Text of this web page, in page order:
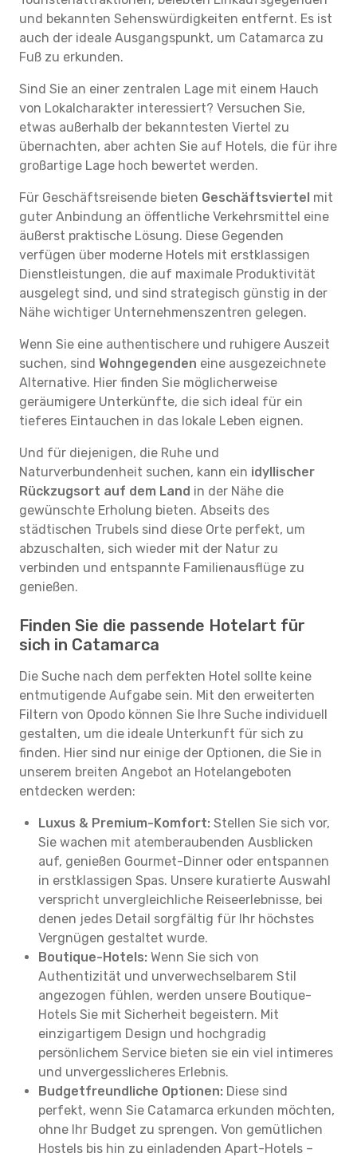
und bekannten Sehenswürdigkeiten entfernt. Es ist
auch der ideale Ausgangspunkt, um Catamarca zu
Fuß zu erkunden.
Sind Sie an einer zentralen Lage mit einem Hauch
von Lokalcharakter interessiert? Versuchen Sie,
etwas außerhalb der bekanntesten Viertel zu
übernachten, aber achten Sie auf Hotels, die für ihre
großartige Lage hoch bewertet werden.
Für Geschäftsreisende bieten Geschäftsviertel mit
guter Anbindung an öffentliche Verkehrsmittel eine
äußerst praktische Lösung. Diese Gegenden
verfügen über moderne Hotels mit erstklassigen
Dienstleistungen, die auf maximale Produktivität
ausgelegt sind, und sind strategisch günstig in der
Nähe wichtiger Unternehmenszentren gelegen.
Wenn Sie eine authentischere und ruhigere Auszeit
suchen, sind Wohngegenden eine ausgezeichnete
Alternative. Hier finden Sie möglicherweise
geräumigere Unterkünfte, die sich ideal für ein
tieferes Eintauchen in das lokale Leben eignen.
Und für diejenigen, die Ruhe und
Naturverbundenheit suchen, kann ein idyllischer
Rückzugsort auf dem Land in der Nähe die
gewünschte Erholung bieten. Abseits des
städtischen Trubels sind diese Orte perfekt, um
abzuschalten, sich wieder mit der Natur zu
verbinden und entspannte Familienausflüge zu
genießen.
Finden Sie die passende Hotelart für
sich in Catamarca
Die Suche nach dem perfekten Hotel sollte keine
entmutigende Aufgabe sein. Mit den erweiterten
Filtern von Opodo können Sie Ihre Suche individuell
gestalten, um die ideale Unterkunft für sich zu
finden. Hier sind nur einige der Optionen, die Sie in
unserem breiten Angebot an Hotelangeboten
entdecken werden:
Luxus & Premium-Komfort: Stellen Sie sich vor,
Sie wachen mit atemberaubenden Ausblicken
auf, genießen Gourmet-Dinner oder entspannen
in erstklassigen Spas. Unsere kuratierte Auswahl
verspricht unvergleichliche Reiseerlebnisse, bei
denen jedes Detail sorgfältig für Ihr höchstes
Vergnügen gestaltet wurde.
Boutique-Hotels: Wenn Sie sich von
Authentizität und unverwechselbarem Stil
angezogen fühlen, werden unsere Boutique-
Hotels Sie mit Sicherheit begeistern. Mit
einzigartigem Design und hochgradig
persönlichem Service bieten sie ein viel intimeres
und unvergesslicheres Erlebnis.
Budgetfreundliche Optionen: Diese sind
perfekt, wenn Sie Catamarca erkunden möchten,
ohne Ihr Budget zu sprengen. Von gemütlichen
Hostels bis hin zu einladenden Apart-Hotels –